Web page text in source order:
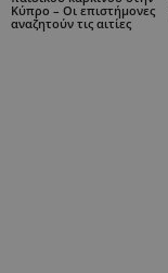
Κύπρο – Οι επιστήμονες
αναζητούν τις αιτίες